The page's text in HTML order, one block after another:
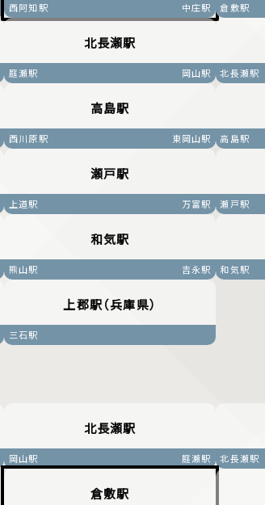
西阿知駅 中庄駅 倉敷駅
北長瀬駅
庭瀬駅 岡山駅 北長瀬駅
高島駅
西川原駅 東岡山駅 高島駅
瀬戸駅
上道駅 万富駅 瀬戸駅
和気駅
熊山駅 吉永駅 和気駅
上郡駅（兵庫県）
三石駅
北長瀬駅
岡山駅 庭瀬駅 北長瀬駅
倉敷駅